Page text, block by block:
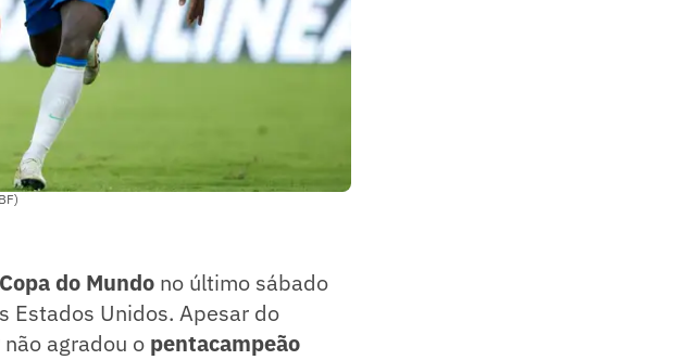
Copa do Mundo no último sábado
Estados Unidos. Apesar do
não agradou o pentacampeão